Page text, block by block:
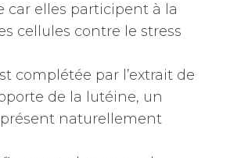
car elles participent à la
cellules contre le stress
complétée par l’extrait de
de la lutéine, un
naturellement